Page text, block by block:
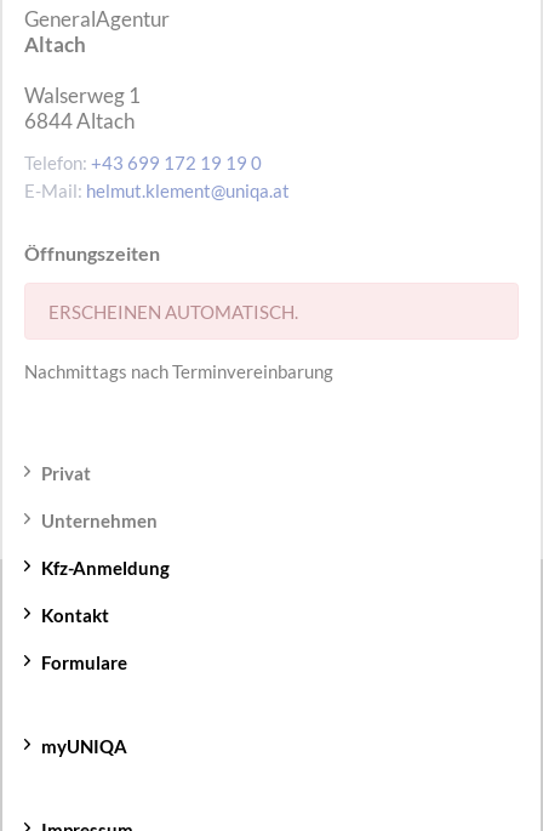
GeneralAgentur
Altach
Walserweg 1
6844Altach
Telefon: +43 699 172 19 19 0
E-Mail: helmut.klement@uniqa.at
Öffnungszeiten
ERSCHEINEN AUTOMATISCH.
Nachmittags nach Terminvereinbarung
Privat
Unternehmen
Kfz-Anmeldung
Kontakt
Formulare
myUNIQA